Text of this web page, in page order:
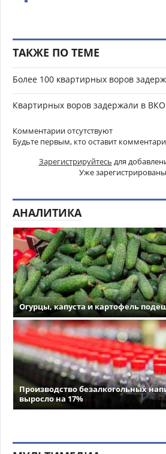
ТАКЖЕ ПО ТЕМЕ
Более 100 квартирных воров
Квартирных воров задержали в ВКО
Комментарии отсутствуют
Будьте первым, кто оставит
Зарегистрируйтесь для
Уже
АНАЛИТИКА
Огурцы, капуста и картофель
Производство безалкогольных
выросло на 17%